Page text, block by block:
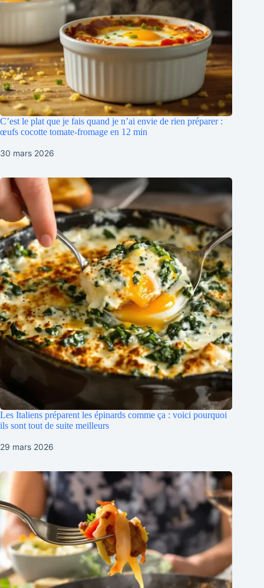
C’est le plat que je fais quand je n’ai envie de rien préparer :
œufs cocotte tomate-fromage en 12 min
30 mars 2026
Les Italiens préparent les épinards comme ça : voici pourquoi
ils sont tout de suite meilleurs
29 mars 2026